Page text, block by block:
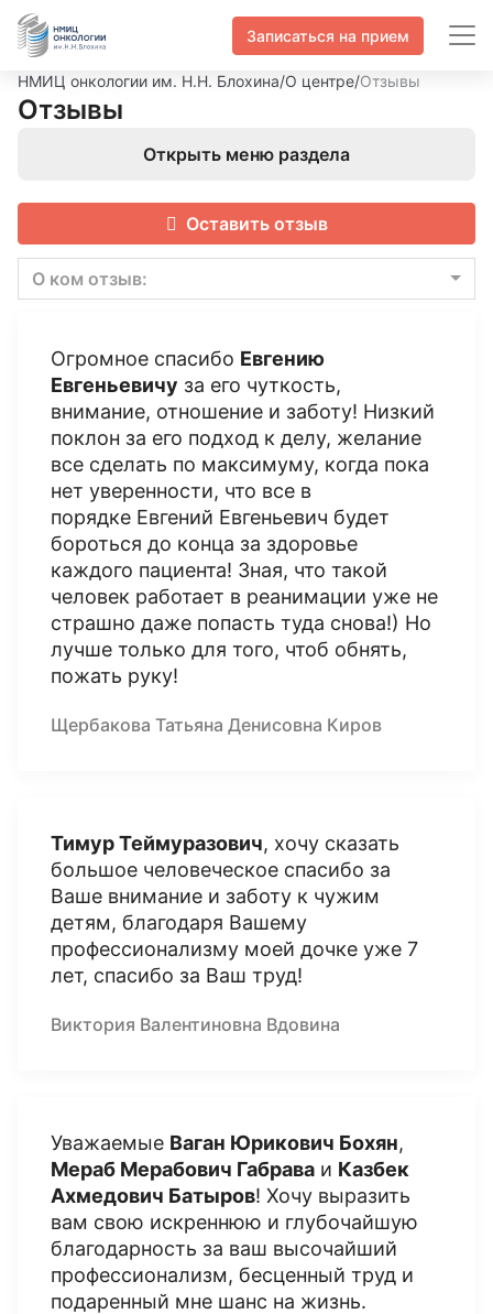
Записаться на прием
НМИЦ онкологии им. Н.Н. Блохина/О центре/Отзывы
Отзывы
Открыть меню раздела
Оставить отзыв
О ком отзыв:
Огромное спасибо Евгению
Евгеньевичу за его чуткость,
внимание, отношение и заботу! Низкий
поклон за его подход к делу, желание
все сделать по максимуму, когда пока
нет уверенности, что все в
порядке Евгений Евгеньевич будет
бороться до конца за здоровье
каждого пациента! Зная, что такой
человек работает в реанимации уже не
страшно даже попасть туда снова!) Но
лучше только для того, чтоб обнять,
пожать руку!
Щербакова Татьяна Денисовна Киров
Тимур Теймуразович, хочу сказать
большое человеческое спасибо за
Ваше внимание и заботу к чужим
детям, благодаря Вашему
профессионализму моей дочке уже 7
лет, спасибо за Ваш труд!
Виктория Валентиновна Вдовина
Уважаемые Ваган Юрикович Бохян,
Мераб Мерабович Габрава и Казбек
Ахмедович Батыров! Хочу выразить
вам свою искреннюю и глубочайшую
благодарность за ваш высочайший
профессионализм, бесценный труд и
подаренный мне шанс на жизнь.